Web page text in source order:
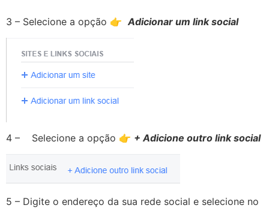
3 – Selecione a opção 👉 Adicionar um link social
4 – Selecione a opção 👉 + Adicione outro link social
5 – Digite o endereço da sua rede social e selecione no